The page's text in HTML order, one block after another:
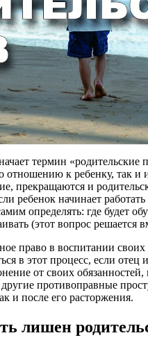
термин «родительские
отношению к ребенку, так
прекращаются и
ребенок начинает
определять: где будет
(этот вопрос решается
право в воспитании своих
в этот процесс, если отец
от своих
противоправные
и после его расторжения.
лишен